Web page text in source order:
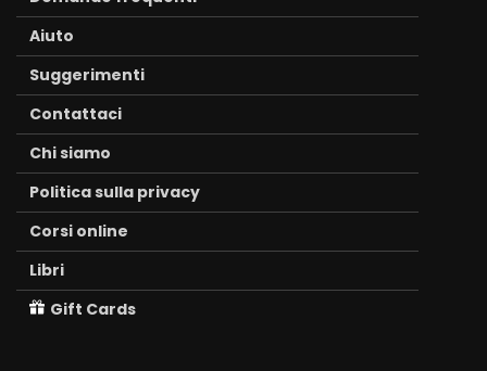
Aiuto
Suggerimenti
Contattaci
Chi siamo
Politica sulla privacy
Corsi online
Libri
Gift Cards